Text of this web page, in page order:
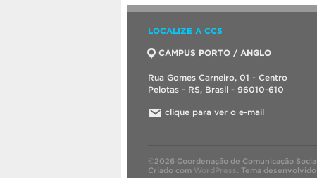
LOCALIZE A CCS
CAMPUS PORTO / ANGLO
Rua Gomes Carneiro, 01 - Centro
Pelotas - RS, Brasil - 96010-610
clique para ver o e-mail
©2026 Coordenação de Comunicação
Criado com WordPress. Tema